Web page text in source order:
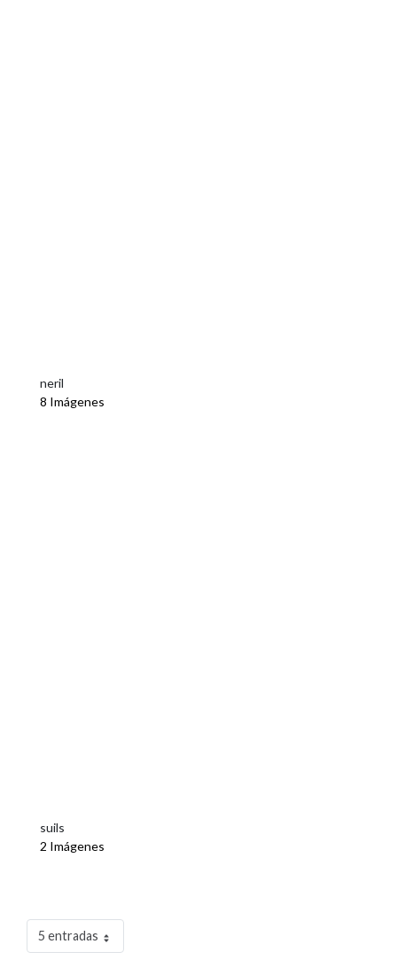
neril
8 Imágenes
suils
2 Imágenes
5 entradas